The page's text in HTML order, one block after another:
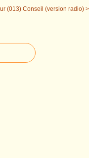
(013) Conseil (version radio)